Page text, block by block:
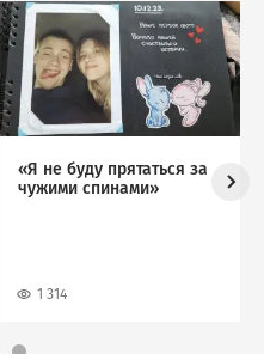
Image
«Я не буду прятаться за
чужими спинами»
1 314